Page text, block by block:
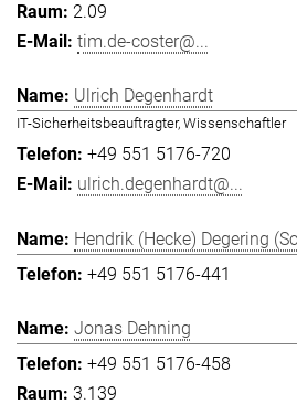
2.09
tim.de-coster@...
Ulrich Degenhardt
IT-Sicherheitsbeauftragter, Wissenschaftler
+49 551 5176-720
ulrich.degenhardt@...
Hendrik (Hecke) Degering
+49 551 5176-441
Jonas Dehning
+49 551 5176-458
3.139